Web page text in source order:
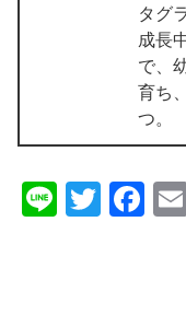
タグ
成長
で、
育ち
つ。
Li T
F